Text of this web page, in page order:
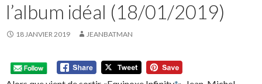
l’album idéal (18/01/2019)
18 JANVIER 2019 JEANBATMAN